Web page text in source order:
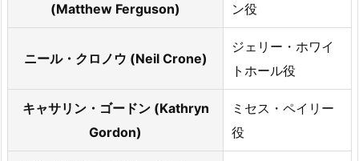
(Matthew Ferguson)
ン役
ニール・クロノウ (Neil Crone)
ジェリー・ホワイ
トホール役
キャサリン・ゴードン (Kathryn
Gordon)
ミセス・ペイリー
役